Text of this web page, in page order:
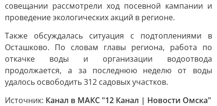
совещании рассмотрели ход посевной кампании и
проведение экологических акций в регионе.
Также обсуждалась ситуация с подтоплениями в
Осташково. По словам главы региона, работа по
откачке воды и организации водоотвода
продолжается, а за последнюю неделю от воды
удалось освободить 312 садовых участков.
Источник: Канал в МАКС "12 Канал | Новости Омска"